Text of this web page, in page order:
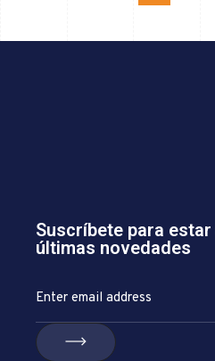
Suscríbete para
últimas novedades